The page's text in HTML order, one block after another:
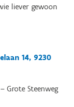
liever gewoon
14, 9230
Grote Steenweg